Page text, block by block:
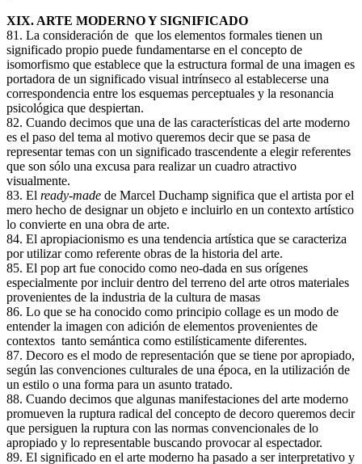
XIX. ARTE MODERNO Y SIGNIFICADO
81. La consideración de que los elementos formales tienen un
significado propio puede fundamentarse en el concepto de
isomorfismo que establece que la estructura formal de una imagen es
portadora de un significado visual intrínseco al establecerse una
correspondencia entre los esquemas perceptuales y la resonancia
psicológica que despiertan.
82. Cuando decimos que una de las características del arte moderno
es el paso del tema al motivo queremos decir que se pasa de
representar temas con un significado trascendente a elegir referentes
que son sólo una excusa para realizar un cuadro atractivo
visualmente.
83. El ready-made de Marcel Duchamp significa que el artista por el
mero hecho de designar un objeto e incluirlo en un contexto artístico
lo convierte en una obra de arte.
84. El apropiacionismo es una tendencia artística que se caracteriza
por utilizar como referente obras de la historia del arte.
85. El pop art fue conocido como neo-dada en sus orígenes
especialmente por incluir dentro del terreno del arte otros materiales
provenientes de la industria de la cultura de masas
86. Lo que se ha conocido como principio collage es un modo de
entender la imagen con adición de elementos provenientes de
contextos tanto semántica como estilísticamente diferentes.
87. Decoro es el modo de representación que se tiene por apropiado,
según las convenciones culturales de una época, en la utilización de
un estilo o una forma para un asunto tratado.
88. Cuando decimos que algunas manifestaciones del arte moderno
promueven la ruptura radical del concepto de decoro queremos decir
que persiguen la ruptura con las normas convencionales de lo
apropiado y lo representable buscando provocar al espectador.
89. El significado en el arte moderno ha pasado a ser interpretativo y